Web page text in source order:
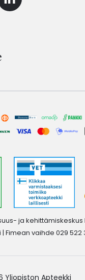
Linkedin
ja kehittämiskeskus
| Fimean vaihde 029 522
Yliopiston Apteekki